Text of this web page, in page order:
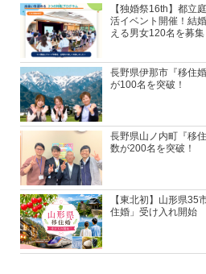
【独婚祭16th】都立
活イベント開催！結
える男女120名を募集
長野県伊那市『移住
が100名を突破！
長野県山ノ内町『移
数が200名を突破！
【東北初】山形県35
住婚」受け入れ開始